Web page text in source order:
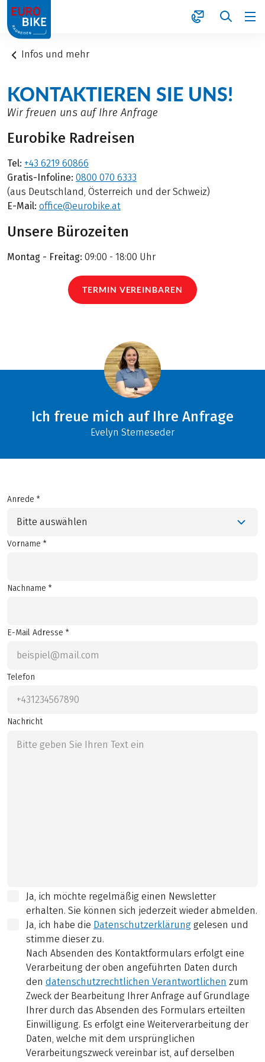
1
Infos und mehr
KONTAKTIEREN SIE UNS!
Wir freuen uns auf Ihre Anfrage
Eurobike Radreisen
Tel: +43 6219 60866
Gratis-Infoline: 0800 070 6333
(aus Deutschland, Österreich und der Schweiz)
E-Mail: office@eurobike.at
Unsere Bürozeiten
Montag - Freitag: 09:00 - 18:00 Uhr
TERMIN VEREINBAREN
Ich freue mich auf Ihre Anfrage
Evelyn Stemeseder
Anrede *
Bitte auswählen
Vorname *
Nachname *
E-Mail Adresse *
Telefon
Nachricht
Ja, ich möchte regelmäßig einen Newsletter
erhalten. Sie können sich jederzeit wieder abmelden.
Ja, ich habe die Datenschutzerklärung gelesen und
stimme dieser zu.
Nach Absenden des Kontaktformulars erfolgt eine
Verarbeitung der oben angeführten Daten durch
den datenschutzrechtlichen Verantwortlichen zum
Zweck der Bearbeitung Ihrer Anfrage auf Grundlage
Ihrer durch das Absenden des Formulars erteilten
Einwilligung. Es erfolgt eine Weiterverarbeitung der
Daten, welche mit dem ursprünglichen
Verarbeitungszweck vereinbar ist, auf derselben